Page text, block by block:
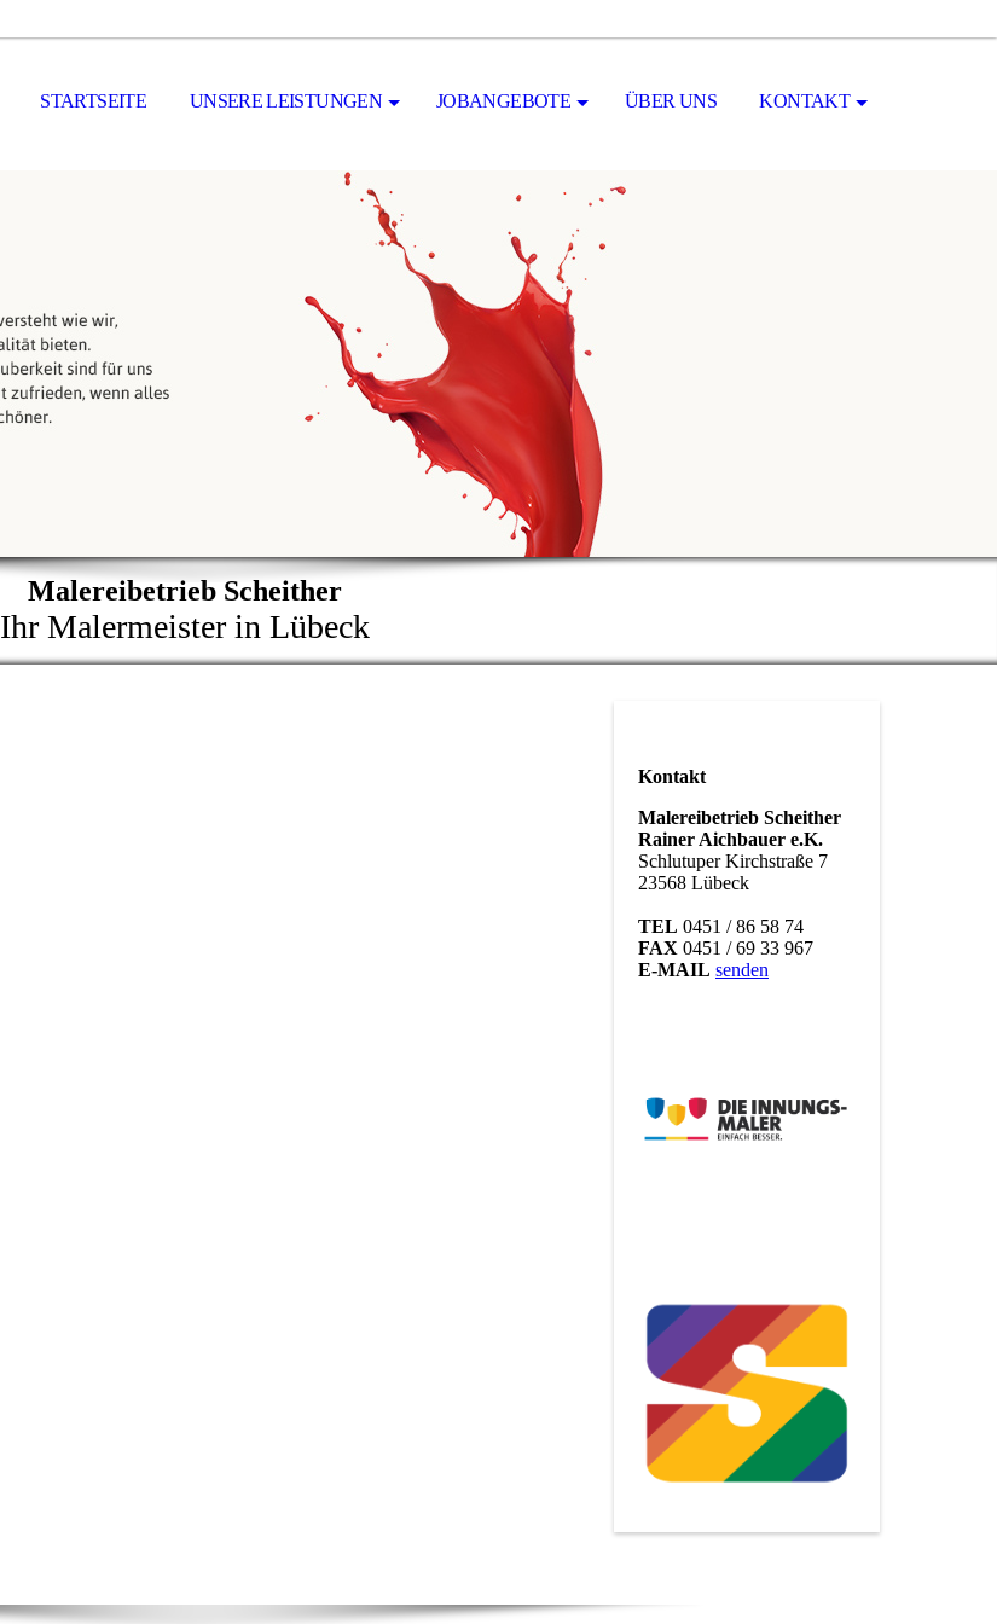
STARTSEITE UNSERE LEISTUNGEN JOBANGEBOTE ÜBER UNS KONTAKT
Malereibetrieb Scheither
Ihr Malermeister in Lübeck
Kontakt
Malereibetrieb Scheither
Rainer Aichbauer e.K.
Schlutuper Kirchstraße 7
23568 Lübeck
TEL 0451 / 86 58 74
FAX 0451 / 69 33 967
E-MAIL senden